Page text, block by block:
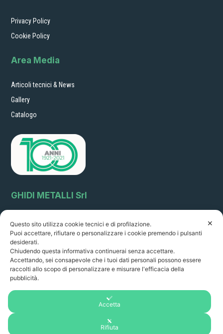
Privacy Policy
Cookie Policy
Area Media
Articoli tecnici & News
Gallery
Catalogo
GHIDI METALLI Srl
51011 Borgo a Buggiano (Pistoia) Italia sales@ghidimetalli.it
Tel . 0572 32216 - Fax 0572 30887
P.Iva: 01351060478
R.I. PT 22261 R.E.A 14249
Orario di apertura:
8.00-12.30/ 14.00 - 18.00
da lunedì a venerdì
✕
Questo sito utilizza cookie tecnici e di profilazione.
Puoi accettare, rifiutare o personalizzare i cookie premendo i pulsanti
desiderati.
Chiudendo questa informativa continuerai senza accettare.
Accettando, sei consapevole che i tuoi dati personali possono essere
raccolti allo scopo di personalizzare e misurare l'efficacia della
pubblicità.
Accetta
Rifiuta